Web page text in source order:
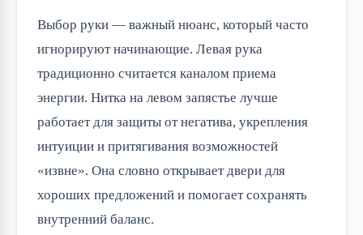
Выбор руки — важный нюанс, который часто
игнорируют начинающие. Левая рука
традиционно считается каналом приема
энергии. Нитка на левом запястье лучше
работает для защиты от негатива, укрепления
интуиции и притягивания возможностей
«извне». Она словно открывает двери для
хороших предложений и помогает сохранять
внутренний баланс.